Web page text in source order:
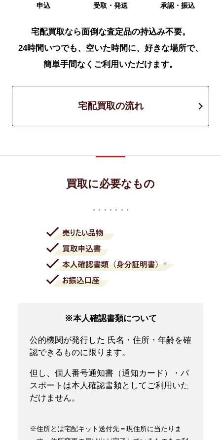
申込 受取・発送 承認・振込
宅配買取なら面倒な査定品の持込み不要。
24時間いつでも、空いた時間に、好きな場所で、
簡単手間なくご利用いただけます。
宅配買取の流れ
買取に必要なもの
※本人確認書類について
公的機関が発行した 氏名・住所・年齢を確
認できるものに限ります。
但し、個人番号通知書（通知カード）・パ
スポートは本人確認書類としてご利用いた
だけません。
※住所とは宅配キット送付先＝現住所に当たりま